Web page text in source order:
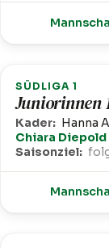
SÜDLIGA 1
Juniorinnen
Kader: Hanna
Chiara Diepold
Saisonziel: